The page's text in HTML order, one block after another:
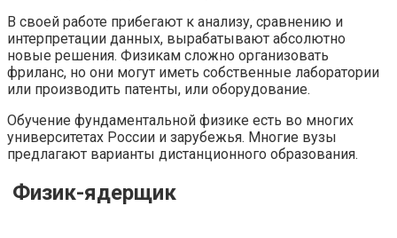
В своей работе прибегают к анализу, сравнению и
интерпретации данных, вырабатывают абсолютно
новые решения. Физикам сложно организовать
фриланс, но они могут иметь собственные лаборатории
или производить патенты, или оборудование.
Обучение фундаментальной физике есть во многих
университетах России и зарубежья. Многие вузы
предлагают варианты дистанционного образования.
Физик-ядерщик